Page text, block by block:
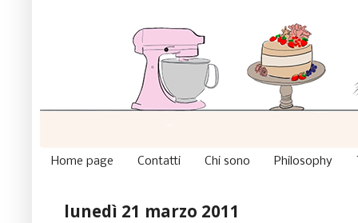
Home page Contatti Chi sono Philosophy
lunedì 21 marzo 2011